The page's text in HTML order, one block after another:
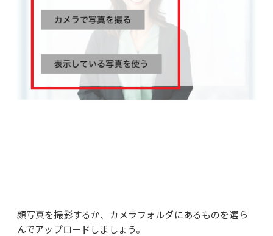
顔写真を撮影するか、カメラフォルダにあるものを選ら
んでアップロードしましょう。